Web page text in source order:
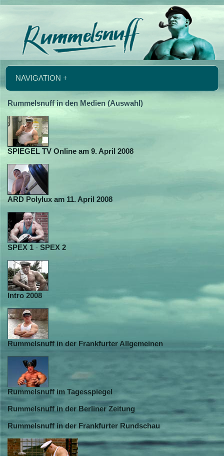
NAVIGATION +
Rummelsnuff in den Medien (Auswahl)
SPIEGEL TV Online am 9. April 2008
ARD Polylux am 11. April 2008
SPEX 1 - SPEX 2
Intro 2008
Rummelsnuff in der Frankfurter Allgemeinen
Rummelsnuff im Tagesspiegel
Rummelsnuff in der Berliner Zeitung
Rummelsnuff in der Frankfurter Rundschau